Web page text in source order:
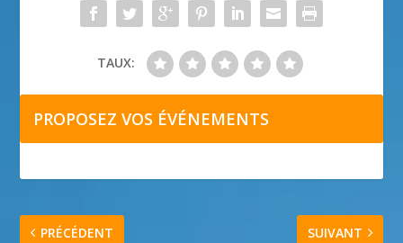
TAUX:
PROPOSEZ VOS ÉVÉNEMENTS
PRÉCÉDENT SUIVANT